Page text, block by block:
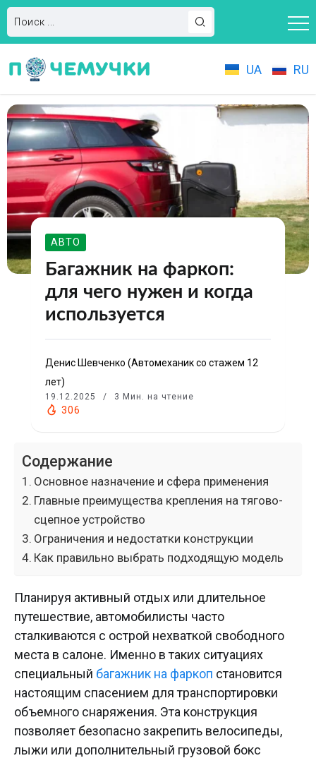
UA RU
АВТО
Багажник на фаркоп:
для чего нужен и когда
используется
Денис Шевченко (Автомеханик со стажем 12
лет)
19.12.2025 3 Мин. на чтение
306
Содержание
Основное назначение и сфера применения
Главные преимущества крепления на тягово-
сцепное устройство
Ограничения и недостатки конструкции
Как правильно выбрать подходящую модель
Планируя активный отдых или длительное
путешествие, автомобилисты часто
сталкиваются с острой нехваткой свободного
места в салоне. Именно в таких ситуациях
специальный багажник на фаркоп становится
настоящим спасением для транспортировки
объемного снаряжения. Эта конструкция
позволяет безопасно закрепить велосипеды,
лыжи или дополнительный грузовой бокс